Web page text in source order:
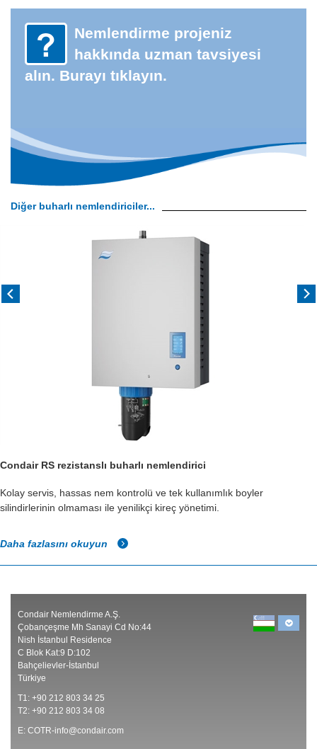
Nemlendirme projeniz
hakkında uzman tavsiyesi
alın. Burayı tıklayın.
Diğer buharlı nemlendiriciler...
Condair RS rezistanslı buharlı nemlendirici
Kolay servis, hassas nem kontrolü ve tek kullanımlık boyler
silindirlerinin olmaması ile yenilikçi kireç yönetimi.
Daha fazlasını okuyun
Condair Nemlendirme A.Ş.
Çobançeşme Mh Sanayi Cd No:44
Nish İstanbul Residence
C Blok Kat:9 D:102
Bahçelievler-İstanbul
Türkiye
T1: +90 212 803 34 25
T2: +90 212 803 34 08
E: COTR-info@condair.com